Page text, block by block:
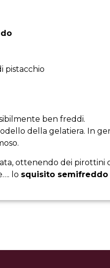
pistacchio
ben freddi.
della gelatiera. In
ottenendo dei pirottini
lo squisito semifreddo